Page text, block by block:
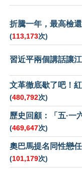
折騰一年，最高檢
(113,173次)
習近平兩個講話讓
文革徹底歇了吧！
(480,792次)
歷史回顧：「五·一
(469,647次)
奧巴馬提名同性戀
(101,179次)